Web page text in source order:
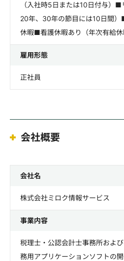
（入社時5日または10日付与）
20年、30年の節目には10日間
休暇■看護休暇あり（年次有給休
雇用形態
正社員
会社概要
会社名
株式会社ミロク情報サービス
事業内容
税理士・公認会計士事務所およ
務用アプリケーションソフトの